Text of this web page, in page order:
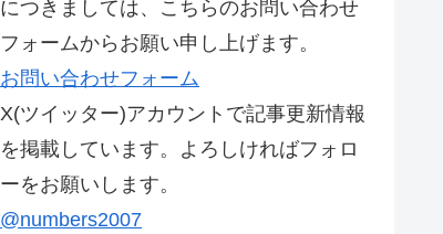
につきましては、こちらのお問い合わせ
フォームからお願い申し上げます。
お問い合わせフォーム
X(ツイッター)アカウントで記事更新情報
を掲載しています。よろしければフォロ
ーをお願いします。
@numbers2007